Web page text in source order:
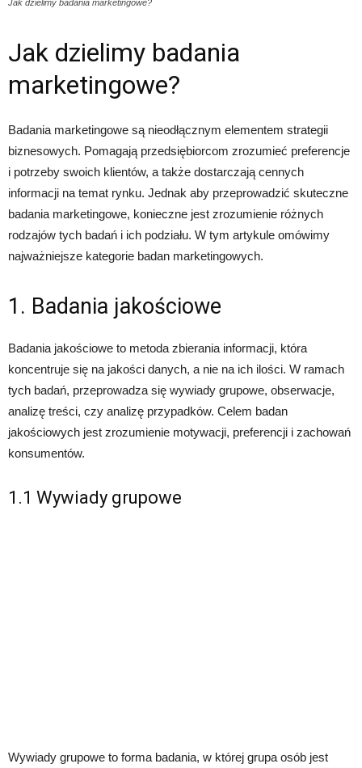
Jak dzielimy badania marketingowe?
Jak dzielimy badania
marketingowe?
Badania marketingowe są nieodłącznym elementem strategii
biznesowych. Pomagają przedsiębiorcom zrozumieć preferencje
i potrzeby swoich klientów, a także dostarczają cennych
informacji na temat rynku. Jednak aby przeprowadzić skuteczne
badania marketingowe, konieczne jest zrozumienie różnych
rodzajów tych badań i ich podziału. W tym artykule omówimy
najważniejsze kategorie badan marketingowych.
1. Badania jakościowe
Badania jakościowe to metoda zbierania informacji, która
koncentruje się na jakości danych, a nie na ich ilości. W ramach
tych badań, przeprowadza się wywiady grupowe, obserwacje,
analizę treści, czy analizę przypadków. Celem badan
jakościowych jest zrozumienie motywacji, preferencji i zachowań
konsumentów.
1.1 Wywiady grupowe
Wywiady grupowe to forma badania, w której grupa osób jest